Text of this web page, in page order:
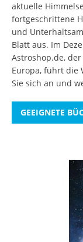
aktuelle
fortgeschrittene
und
Blatt aus. Im
Astroshop.de,
Europa, führt die
Sie sich an und
GEEIGNETE